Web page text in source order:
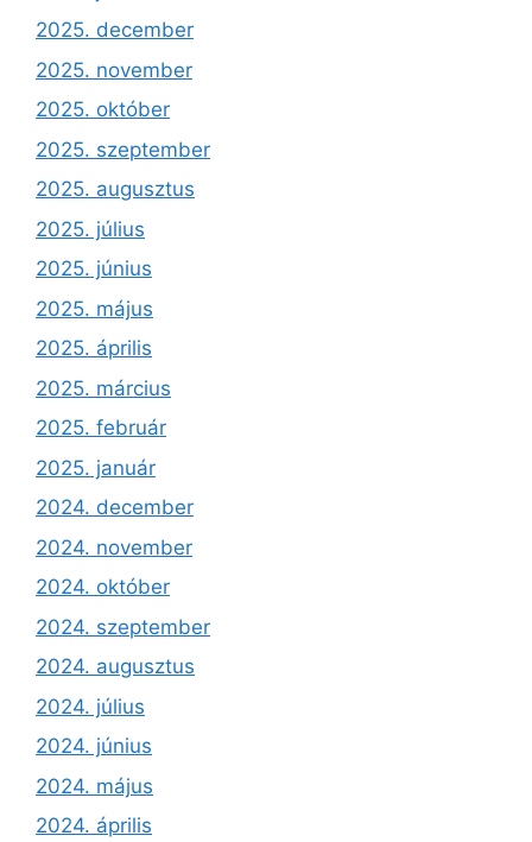
2025. december
2025. november
2025. október
2025. szeptember
2025. augusztus
2025. július
2025. június
2025. május
2025. április
2025. március
2025. február
2025. január
2024. december
2024. november
2024. október
2024. szeptember
2024. augusztus
2024. július
2024. június
2024. május
2024. április